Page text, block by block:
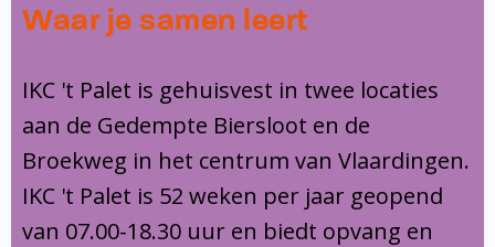
Ons team
Schoolgids
Leerlingenzorg
Privacy
Vakanties en lesvrije dagen
Ouders
Overblijf
Ouderraad
Medezeggenschapsraad
Klachtenregeling
Opvang
Peuterspeelzaal
Buitenschoolse opvang
Communicatie
Contact
Waar je samen leert
IKC 't Palet is gehuisvest in twee locaties
aan de Gedempte Biersloot en de
Broekweg in het centrum van Vlaardingen.
IKC 't Palet is 52 weken per jaar geopend
van 07.00-18.30 uur en biedt opvang en